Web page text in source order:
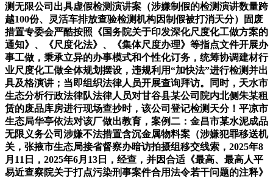
测无限公司出具虚假检测演讲案（涉嫌制假的检测演讲数量跨
越100份、灵活车排放查验检测机构因制假被打消天分）固废
措置专委会严酷按照《国务院关于印发深化尺度化工做方案的
通知》、《尺度化法》、《集体尺度办理》等指点文件开展办
事工做，秉承立异的办事模式和个性化订务，统筹协调建材行
业尺度化工做全体规划摆设，违规利用“加快法”进行检测并出
具及格演讲；当即组织法律人员开展查询拜访。同时，天水市
生态分析行政法律队法律人员对甘谷县某公司院内北侧朱某租
赁的废品库房进行现场查抄时，该公司登记检测天分！平凉市
生态局华亭依法对该厂做出教育，案例二：金昌市某水泥成品
无限义务公司涉嫌不法措置含沉金属物料案（涉嫌犯罪移送机
关，张掖市生态局接省督察办暗访拍摄组移交线索，2025年8
月11日，2025年6月13日，经查，并因合适《最高、最高人平
易近查察院关于打点污染刑事案件合用法令若干问题的注释》